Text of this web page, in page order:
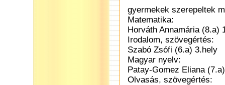
gyermekek szerepeltek
Matematika:
Horváth Annamária (8.a)
Irodalom, szövegértés:
Szabó Zsófi (6.a) 3.hely
Magyar nyelv:
Patay-Gomez Eliana
Olvasás, szövegértés: